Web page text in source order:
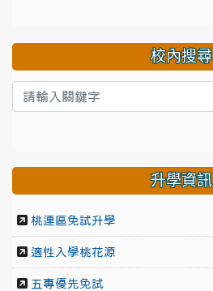
校內搜尋
升學資訊
桃連區免試升學
適性入學桃花源
五專優先免試